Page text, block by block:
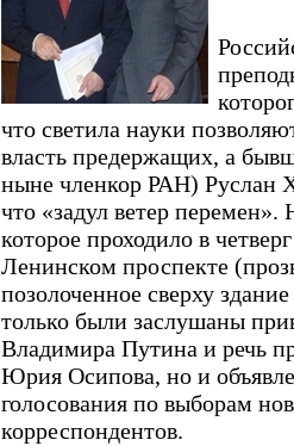
что светила науки
власть предержащих, а
ныне членкор РАН) Руслан
что «задул ветер
которое проходило в
Ленинском проспекте
позолоченное сверху
только были заслушаны
Владимира Путина и речь
Юрия Осипова, но и
голосования по выборам
корреспондентов.